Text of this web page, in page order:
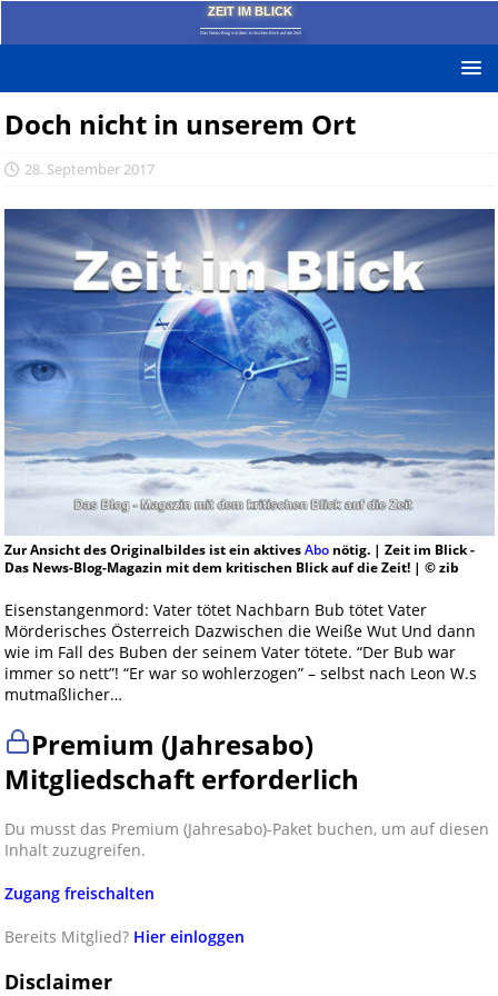
ZEIT IM BLICK
Das News-Blog mit dem kritischen Blick auf die Zeit!
Doch nicht in unserem Ort
28. September 2017
Zur Ansicht des Originalbildes ist ein aktivesAbonötig. | Zeit im Blick -
Das News-Blog-Magazin mit dem kritischen Blick auf die Zeit! | © zib
Eisenstangenmord: Vater tötet Nachbarn Bub tötet Vater
Mörderisches Österreich Dazwischen die Weiße Wut Und dann
wie im Fall des Buben der seinem Vater tötete. “Der Bub war
immer so nett”! “Er war so wohlerzogen” – selbst nach Leon W.s
mutmaßlicher…
Premium (Jahresabo)
Mitgliedschaft erforderlich
Du musst das Premium (Jahresabo)-Paket buchen, um auf diesen
Inhalt zuzugreifen.
Zugang freischalten
Bereits Mitglied? Hier einloggen
Disclaimer